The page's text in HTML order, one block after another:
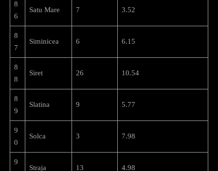
8
6
Satu Mare 7 3.52
8
7
Siminicea 6 6.15
8
8
Siret 26 10.54
8
9
Slatina 9 5.77
9
0
Solca 3 7.98
9
Straja 13 4.98